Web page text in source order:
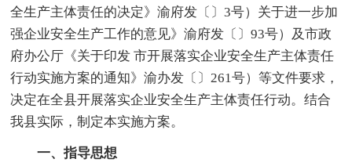
全生产主体责任的决定》渝府发〔〕3号）关于进一步加
强企业安全生产工作的意见》渝府发〔〕93号）及市政
府办公厅《关于印发 市开展落实企业安全生产主体责任
行动实施方案的通知》渝办发〔〕261号）等文件要求，
决定在全县开展落实企业安全生产主体责任行动。结合
我县实际，制定本实施方案。
一、指导思想